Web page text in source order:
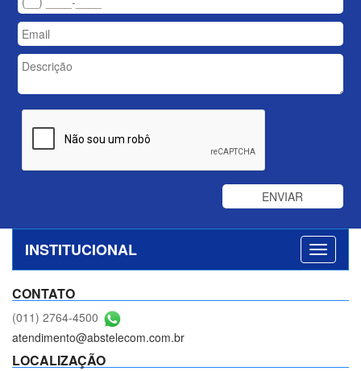
INSTITUCIONAL
CONTATO
(011) 2764-4500
atendimento@abstelecom.com.br
LOCALIZAÇÃO